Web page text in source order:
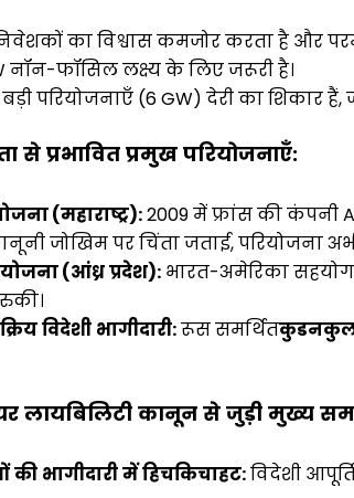
का विश्वास कमजोर करता है और
नॉन-फॉसिल लक्ष्य के लिए जरूरी है।
परियोजनाएँ (6 GW) देरी का शिकार
से प्रभावित प्रमुख परियोजनाएँ:
(महाराष्ट्र):2009 में फ्रांस की कंपनी
जोखिम पर चिंता जताई, परियोजना
(आंध्रप्रदेश): भारत-अमेरिका सहयोग
विदेशी भागीदारी:रूस समर्थित
लायबिलिटी कानून से जुड़ी मुख्य
की भागीदारीमेंहिचकिचाहट:विदेशी